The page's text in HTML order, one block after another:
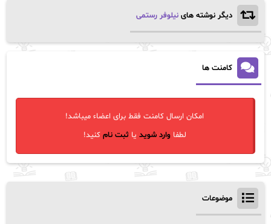
دیگر نوشته های نیلوفر رستمی
کامنت ها
امکان ارسال کامنت فقط برای اعضاء میباشد!
لطفاوارد شوید یاثبت نام کنید!
موضوعات